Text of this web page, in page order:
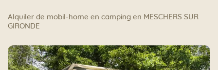
Alquiler de mobil-home en camping en MESCHERS SUR
GIRONDE